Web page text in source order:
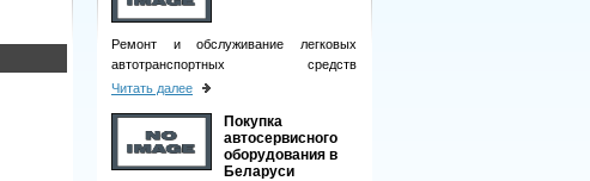
Ремонт и обслуживание легковых
автотранспортных средств
подразумевает целый комплекс
Читать далее
Покупка
автосервисного
оборудования в
Беларуси